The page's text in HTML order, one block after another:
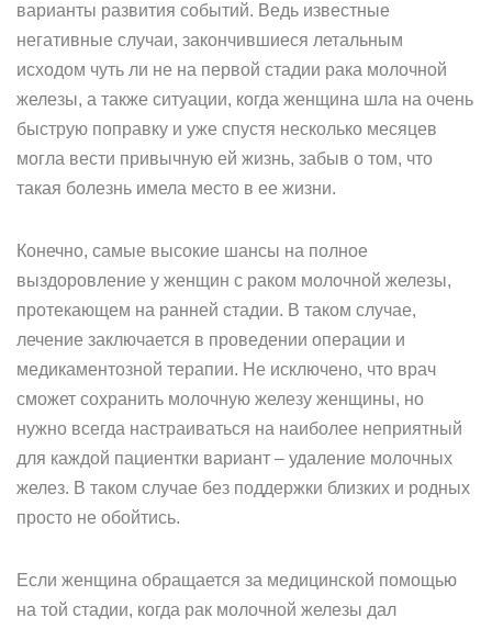
варианты развития событий. Ведь известные
негативные случаи, закончившиеся летальным
исходом чуть ли не на первой стадии рака молочной
железы, а также ситуации, когда женщина шла на очень
быструю поправку и уже спустя несколько месяцев
могла вести привычную ей жизнь, забыв о том, что
такая болезнь имела место в ее жизни.
Конечно, самые высокие шансы на полное
выздоровление у женщин с раком молочной железы,
протекающем на ранней стадии. В таком случае,
лечение заключается в проведении операции и
медикаментозной терапии. Не исключено, что врач
сможет сохранить молочную железу женщины, но
нужно всегда настраиваться на наиболее неприятный
для каждой пациентки вариант – удаление молочных
желез. В таком случае без поддержки близких и родных
просто не обойтись.
Если женщина обращается за медицинской помощью
на той стадии, когда рак молочной железы дал